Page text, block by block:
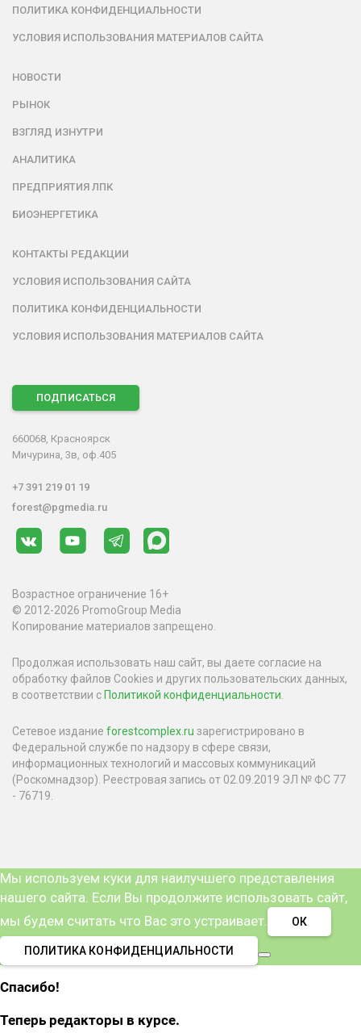
ПОЛИТИКА КОНФИДЕНЦИАЛЬНОСТИ
УСЛОВИЯ ИСПОЛЬЗОВАНИЯ МАТЕРИАЛОВ САЙТА
НОВОСТИ
РЫНОК
ВЗГЛЯД ИЗНУТРИ
АНАЛИТИКА
ПРЕДПРИЯТИЯ ЛПК
БИОЭНЕРГЕТИКА
КОНТАКТЫ РЕДАКЦИИ
УСЛОВИЯ ИСПОЛЬЗОВАНИЯ САЙТА
ПОЛИТИКА КОНФИДЕНЦИАЛЬНОСТИ
УСЛОВИЯ ИСПОЛЬЗОВАНИЯ МАТЕРИАЛОВ САЙТА
ПОДПИСАТЬСЯ
660068, Красноярск
Мичурина, 3в, оф.405
+7 391 219 01 19
forest@pgmedia.ru
Возрастное ограничение 16+
© 2012-2026 PromoGroup Media
Копирование материалов запрещено.
Продолжая использовать наш сайт, вы даете согласие на
обработку файлов Cookies и других пользовательских данных,
в соответствии с Политикой конфиденциальности.
Сетевое издание forestcomplex.ru зарегистрировано в
Федеральной службе по надзору в сфере связи,
информационных технологий и массовых коммуникаций
(Роскомнадзор). Реестровая запись от 02.09.2019 ЭЛ № ФС 77
- 76719.
Мы используем куки для наилучшего представления
нашего сайта. Если Вы продолжите использовать сайт,
мы будем считать что Вас это устраивает.
ОК
ПОЛИТИКА КОНФИДЕНЦИАЛЬНОСТИ
Спасибо!
Теперь редакторы в курсе.